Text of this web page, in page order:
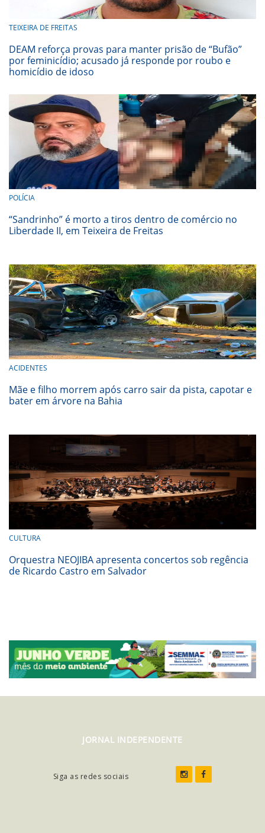
TEIXEIRA DE FREITAS
DEAM reforça provas para manter prisão de “Bufão”
por feminicídio; acusado já responde por roubo e
homicídio de idoso
POLÍCIA
“Sandrinho” é morto a tiros dentro de comércio no
Liberdade II, em Teixeira de Freitas
ACIDENTES
Mãe e filho morrem após carro sair da pista, capotar e
bater em árvore na Bahia
CULTURA
Orquestra NEOJIBA apresenta concertos sob regência
de Ricardo Castro em Salvador
JORNAL INDEPENDENTE
Siga as redes sociais